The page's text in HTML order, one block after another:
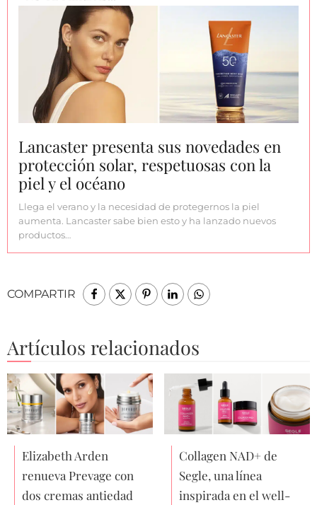
Lancaster presenta sus novedades en
protección solar, respetuosas con la
piel y el océano
Llega el verano y la necesidad de protegernos la piel
aumenta. Lancaster sabe bien esto y ha lanzado nuevos
productos…
COMPARTIR
Artículos relacionados
Elizabeth Arden
renueva Prevage con
dos cremas antiedad
Collagen NAD+ de
Segle, una línea
inspirada en el well-